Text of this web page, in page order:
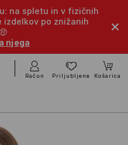
na spletu in v fizičnih
po znižanih
njega
Račun Priljubljene Košarica